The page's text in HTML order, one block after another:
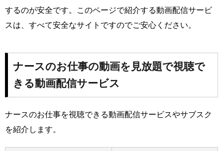
するのが安全です。このページで紹介する動画配信サービ
スは、すべて安全なサイトですのでご安心ください。
ナースのお仕事の動画を見放題で視聴で
きる動画配信サービス
ナースのお仕事を視聴できる動画配信サービスやサブスク
を紹介します。